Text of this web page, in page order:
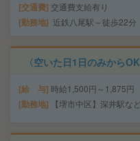
交通費 交通費支給有り
勤務地 近鉄八尾駅～徒歩22
〈空いた日1日のみから
給 与 時給1,500円～1,875円
勤務地 【堺市中区】深井駅な